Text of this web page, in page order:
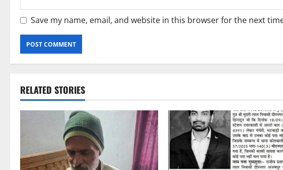
Save my name, email, and website in this browser for the next
RELATED STORIES